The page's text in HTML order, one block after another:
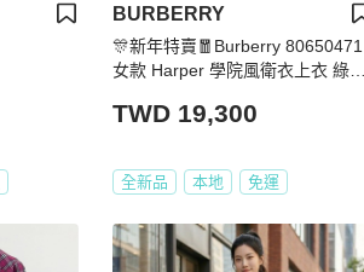
BURBERRY
🎊新年特賣🧧Burberry 80650471
女款 Harper 學院風衛衣上衣 綠色
TWD 19,300
全新品 本地 免運